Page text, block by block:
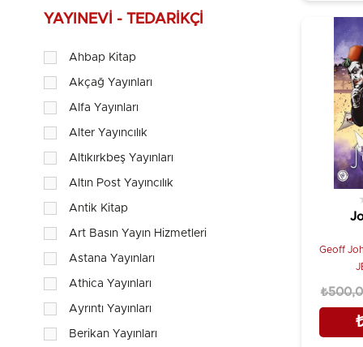
Cenap Şahabettin
Cevdet Yalçın
Dan Ariely
Dark İstanbul Yayınları Kolektif
Derleme
Doğan Ceren
Elhan Yurdoğlu Mehmetov
Emrah Gökçe
Eray Canberk, Gülsüm Cengiz (Haz.)
Erdoğan Alkan
Feridun Andaç
Furuğ Ferruhzad
YAYINEVI - TEDARIKÇI
Ahbap Kitap
Akçağ Yayınları
Alfa Yayınları
Alter Yayıncılık
Altıkırkbeş Yayınları
Altın Post Yayıncılık
Antik Kitap
Art Basın Yayın Hizmetleri
Astana Yayınları
Athica Yayınları
Ayrıntı Yayınları
Berikan Yayınları
Geoff